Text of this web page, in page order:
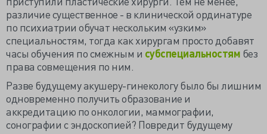
различие существенное - в клинической ординатуре
по психиатрии обучат нескольким «узким»
специальностям, тогда как хирургам просто добавят
часы обучения по смежным и субспециальностям без
права совмещения по ним.
Разве будущему акушеру-гинекологу было бы лишним
одновременно получить образование и
аккредитацию по онкологии, маммографии,
сонографии с эндоскопией? Повредит будущему